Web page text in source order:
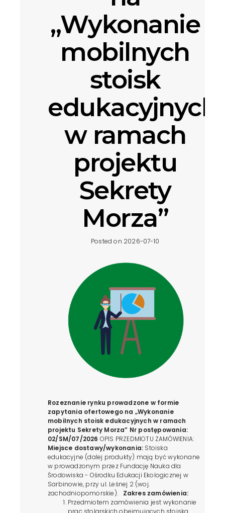
„Wykonanie
mobilnych
stoisk
edukacyjnych
w ramach
projektu
Sekrety
Morza”
Posted on 2026-07-10
Rozeznanie rynku prowadzone w formie
zapytania ofertowego na „Wykonanie
mobilnych stoisk edukacyjnych w ramach
projektu Sekrety Morza” Nr postępowania:
02/SM/07/2026 OPIS PRZEDMIOTU ZAMÓWIENIA:
Miejsce dostawy/wykonania: Stoiska
edukacyjne (dalej produkty) mają być wykonane
w prowadzonym przez Fundację Nauka dla
Środowiska - Ośrodku Edukacji Ekologicznej w
Sarbinowie, przy ul. Leśnej 2 (woj.
zachodniopomorskie). Zakres zamówienia:
Przedmiotem zamówienia jest wykonanie